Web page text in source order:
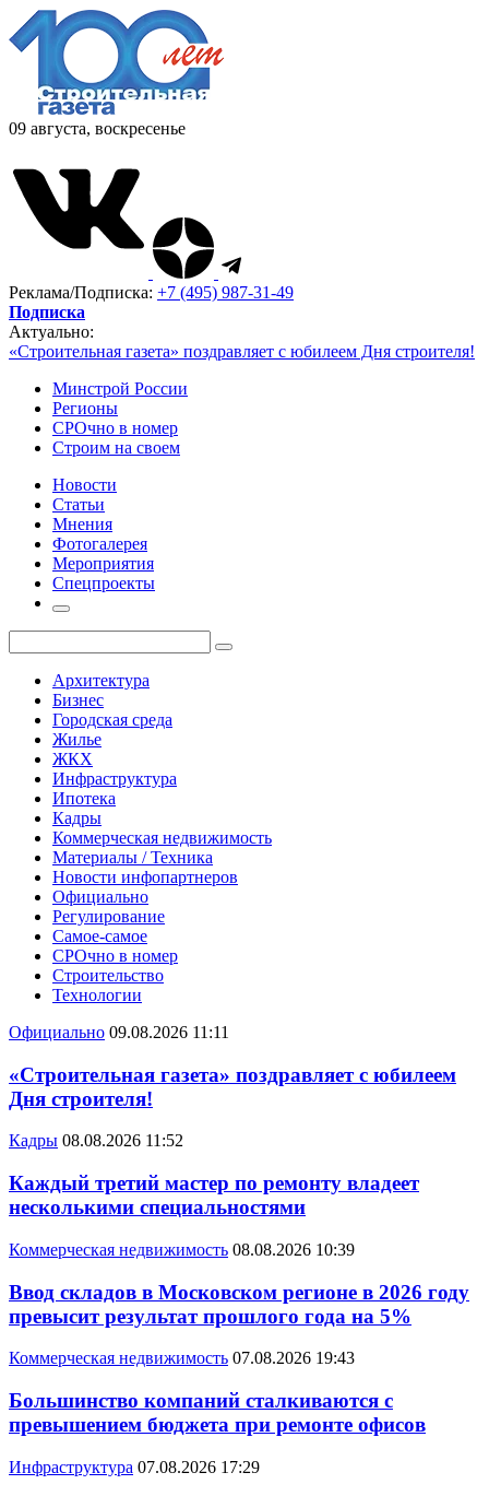
09 августа, воскресенье
Реклама/Подписка: +7 (495) 987-31-49
Подписка
Актуально:
«Строительная газета» поздравляет с юбилеем Дня строителя!
Минстрой России
Регионы
СРОчно в номер
Строим на своем
Новости
Статьи
Мнения
Фотогалерея
Мероприятия
Спецпроекты
Архитектура
Бизнес
Городская среда
Жилье
ЖКХ
Инфраструктура
Ипотека
Кадры
Коммерческая недвижимость
Материалы / Техника
Новости инфопартнеров
Официально
Регулирование
Самое-самое
СРОчно в номер
Строительство
Технологии
Официально 09.08.2026 11:11
«Строительная газета» поздравляет с юбилеем
Дня строителя!
Кадры 08.08.2026 11:52
Каждый третий мастер по ремонту владеет
несколькими специальностями
Коммерческая недвижимость 08.08.2026 10:39
Ввод складов в Московском регионе в 2026 году
превысит результат прошлого года на 5%
Коммерческая недвижимость 07.08.2026 19:43
Большинство компаний сталкиваются с
превышением бюджета при ремонте офисов
Инфраструктура 07.08.2026 17:29